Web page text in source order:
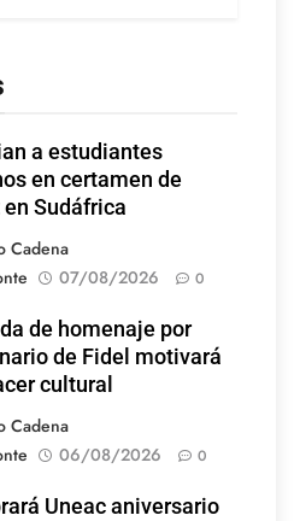
a estudiantes
en certamen de
en Sudáfrica
Cadena
07/08/2026 0
de homenaje por
de Fidel motivará
cultural
Cadena
06/08/2026 0
Uneac aniversario